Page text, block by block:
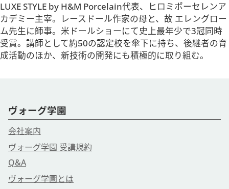
LUXE STYLE by H&M Porcelain代表、ヒロミポーセレンア
カデミー主宰。レースドール作家の母と、故 エレングロー
ム先生に師事。米ドールショーにて史上最年少で3冠同時
受賞。講師として約50の認定校を傘下に持ち、後継者の育
成活動のほか、新技術の開発にも積極的に取り組む。
ヴォーグ学園
会社案内
ヴォーグ学園 受講規約
Q&A
ヴォーグ学園とは